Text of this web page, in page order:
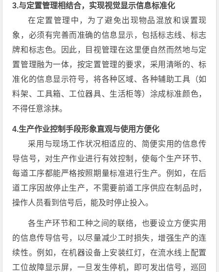
3.与定置管理相结合，实现视觉显示信息标准化
在定置管理中，为了避免出现物品混放和误置现
象，必须有完善而准确的信息显示，包括标志线、标志
牌和标志色。因此，目视管理在这里便自然而然地与定
置管理融为一体，按定置管理的要求，采用清晰的、标
准化的信息显示符号，将各种区域、各种辅助工具（如
料架、工具箱、工位器具、生活柜等）涂成标准颜色，
不得任意涂抹。
4.生产作业控制手段形象直观与使用方便化
采用与现场工作状况相适应的、简便实用的信息传
导信号，对生产作业进行有效控制，使每个生产环节、
每道工序都能严格按照期量标准进行生产。例如，在后
道工序因故停止生产，不需要前道工序供应在制品时，
操作人员看到信号后，能及时停止投入。
各生产环节和工种之间的联络，也要设立方便实用
的信息传导信号，以尽量减少工时损失，增强生产的连
续性。例如，在机器设备上安装红灯，在流水线上配置
工位故障显示屏，一旦发生停机，即可发出信号，巡回